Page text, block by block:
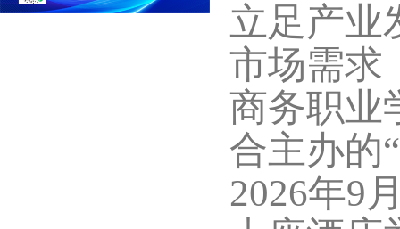
立足产业
市场需求
商务职业
合主办的
2026年9